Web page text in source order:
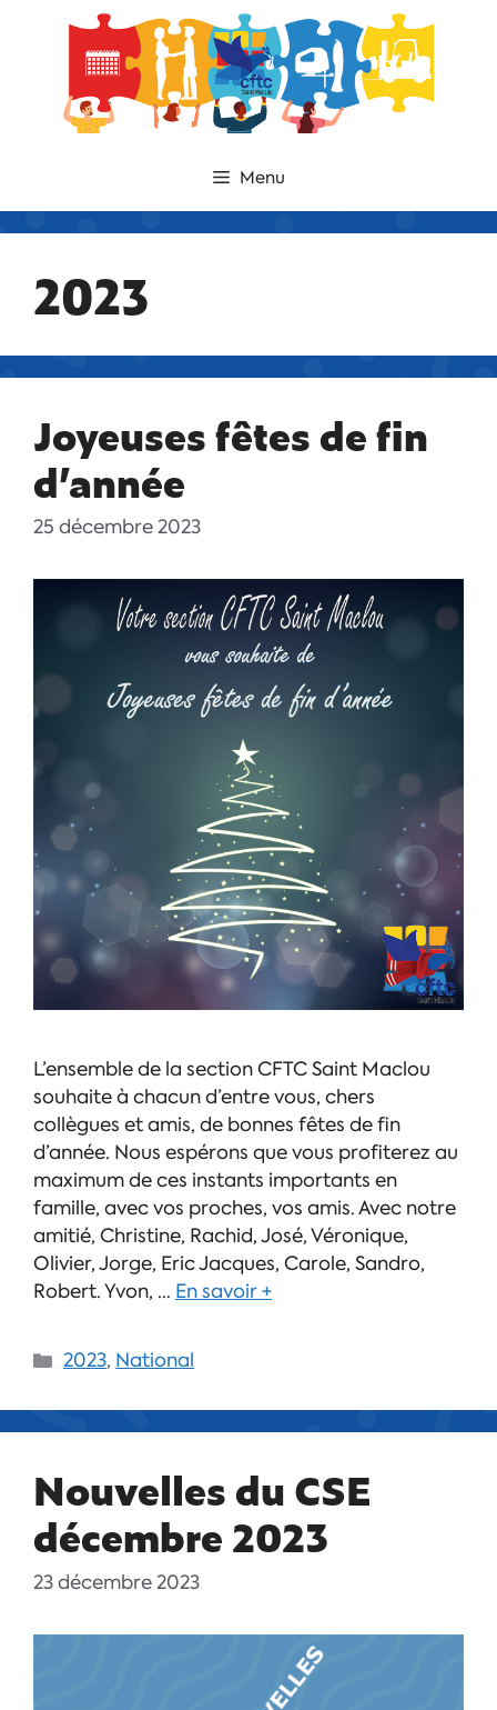
Menu
2023
Joyeuses fêtes de fin
d’année
25 décembre 2023
L’ensemble de la section CFTC Saint Maclou
souhaite à chacun d’entre vous, chers
collègues et amis, de bonnes fêtes de fin
d’année. Nous espérons que vous profiterez au
maximum de ces instants importants en
famille, avec vos proches, vos amis. Avec notre
amitié, Christine, Rachid, José, Véronique,
Olivier, Jorge, Eric Jacques, Carole, Sandro,
Robert. Yvon, … En savoir +
2023, National
Nouvelles du CSE
décembre 2023
23 décembre 2023